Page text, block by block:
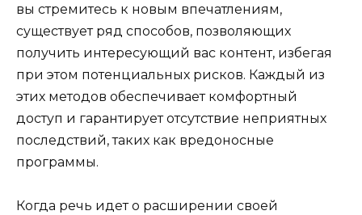
вы стремитесь к новым впечатлениям,
существует ряд способов, позволяющих
получить интересующий вас контент, избегая
при этом потенциальных рисков. Каждый из
этих методов обеспечивает комфортный
доступ и гарантирует отсутствие неприятных
последствий, таких как вредоносные
программы.
Когда речь идет о расширении своей